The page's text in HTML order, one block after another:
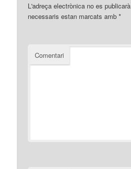
L'adreça electrònica no es publicarà
necessaris estan marcats amb*
Comentari